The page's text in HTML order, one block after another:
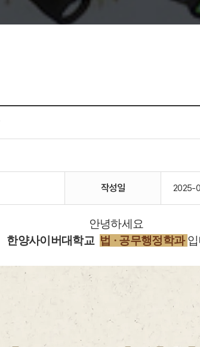
작성일 2025-
안녕하세요
한양사이버대학교 법 · 공무행정학과